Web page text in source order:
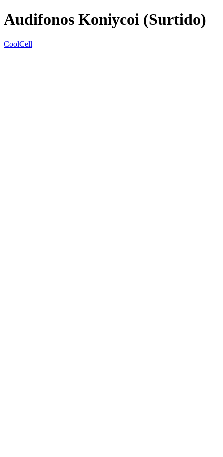
Audifonos Koniycoi (Surtido)
CoolCell